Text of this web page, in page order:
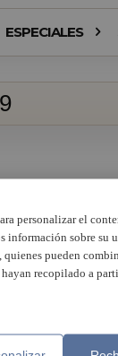
ESPECIALES
personalizar el
información sobre su
pueden
recopilado a